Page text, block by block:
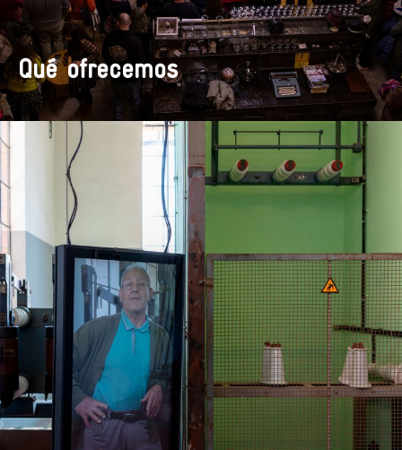
Qué ofrecemos